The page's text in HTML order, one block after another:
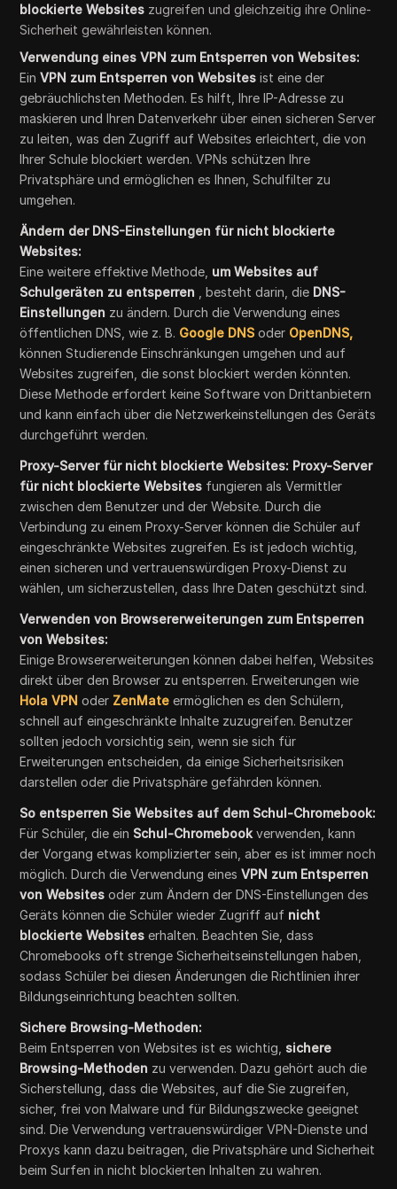
blockierte Websites zugreifen und gleichzeitig ihre Online-
Sicherheit gewährleisten können.
Verwendung eines VPN zum Entsperren von Websites:
EinVPN zum Entsperren von Websites ist eine der
gebräuchlichsten Methoden. Es hilft, Ihre IP-Adresse zu
maskieren und Ihren Datenverkehr über einen sicheren Server
zu leiten, was den Zugriff auf Websites erleichtert, die von
Ihrer Schule blockiert werden. VPNs schützen Ihre
Privatsphäre und ermöglichen es Ihnen, Schulfilter zu
umgehen.
Ändern der DNS-Einstellungen für nicht blockierte
Websites:
Eine weitere effektive Methode, um Websites auf
Schulgeräten zu entsperren , besteht darin, die DNS-
Einstellungen zu ändern. Durch die Verwendung eines
öffentlichen DNS, wie z. B. Google DNS oder OpenDNS,
können Studierende Einschränkungen umgehen und auf
Websites zugreifen, die sonst blockiert werden könnten.
Diese Methode erfordert keine Software von Drittanbietern
und kann einfach über die Netzwerkeinstellungen des Geräts
durchgeführt werden.
Proxy-Server für nicht blockierte Websites: Proxy-Server
für nicht blockierte Websites fungieren als Vermittler
zwischen dem Benutzer und der Website. Durch die
Verbindung zu einem Proxy-Server können die Schüler auf
eingeschränkte Websites zugreifen. Es ist jedoch wichtig,
einen sicheren und vertrauenswürdigen Proxy-Dienst zu
wählen, um sicherzustellen, dass Ihre Daten geschützt sind.
Verwenden von Browsererweiterungen zum Entsperren
von Websites:
Einige Browsererweiterungen können dabei helfen, Websites
direkt über den Browser zu entsperren. Erweiterungen wie
Hola VPNoder ZenMate ermöglichen es den Schülern,
schnell auf eingeschränkte Inhalte zuzugreifen. Benutzer
sollten jedoch vorsichtig sein, wenn sie sich für
Erweiterungen entscheiden, da einige Sicherheitsrisiken
darstellen oder die Privatsphäre gefährden können.
So entsperren Sie Websites auf dem Schul-Chromebook:
Für Schüler, die ein Schul-Chromebook verwenden, kann
der Vorgang etwas komplizierter sein, aber es ist immer noch
möglich. Durch die Verwendung einesVPN zum Entsperren
von Websites oder zum Ändern der DNS-Einstellungen des
Geräts können die Schüler wieder Zugriff auf nicht
blockierte Websites erhalten. Beachten Sie, dass
Chromebooks oft strenge Sicherheitseinstellungen haben,
sodass Schüler bei diesen Änderungen die Richtlinien ihrer
Bildungseinrichtung beachten sollten.
Sichere Browsing-Methoden:
Beim Entsperren von Websites ist es wichtig, sichere
Browsing-Methoden zu verwenden. Dazu gehört auch die
Sicherstellung, dass die Websites, auf die Sie zugreifen,
sicher, frei von Malware und für Bildungszwecke geeignet
sind. Die Verwendung vertrauenswürdiger VPN-Dienste und
Proxys kann dazu beitragen, die Privatsphäre und Sicherheit
beim Surfen in nicht blockierten Inhalten zu wahren.